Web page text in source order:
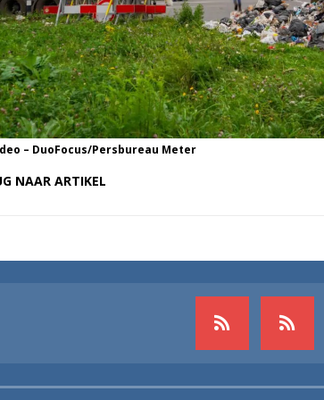
– DuoFocus/Persbureau Meter
NAAR ARTIKEL